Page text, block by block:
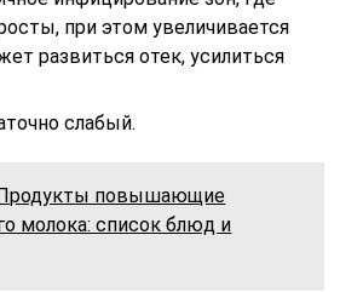
при этом увеличивается
развиться отек, усилиться
слабый.
повышающие
молока: список блюд и